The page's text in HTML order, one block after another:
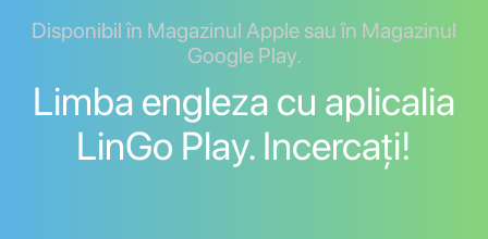
Disponibil în Magazinul Apple sau în Magazinul
Google Play.
Limba engleza cu aplicalia
LinGo Play. Incercați!